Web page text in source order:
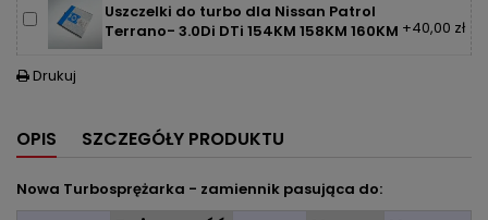
Uszczelki do turbo dla Nissan Patrol
Terrano- 3.0Di DTi 154KM 158KM 160KM +40,00 zł
 Drukuj
OPIS SZCZEGÓŁY PRODUKTU
Nowa Turbosprężarka - zamiennik pasująca do: